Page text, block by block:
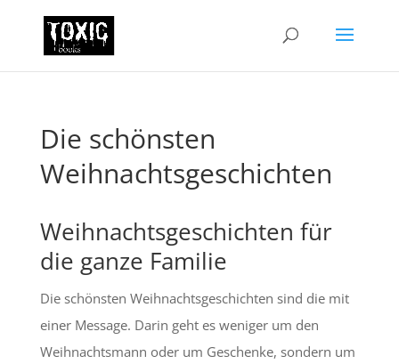
Die schönsten
Weihnachtsgeschichten
Weihnachtsgeschichten für
die ganze Familie
Die schönsten Weihnachtsgeschichten sind die mit
einer Message. Darin geht es weniger um den
Weihnachtsmann oder um Geschenke, sondern um